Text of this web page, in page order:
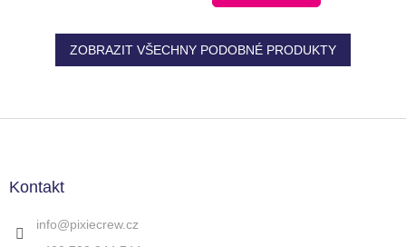
ZOBRAZIT VŠECHNY PODOBNÉ PRODUKTY
Kontakt
info@pixiecrew.cz